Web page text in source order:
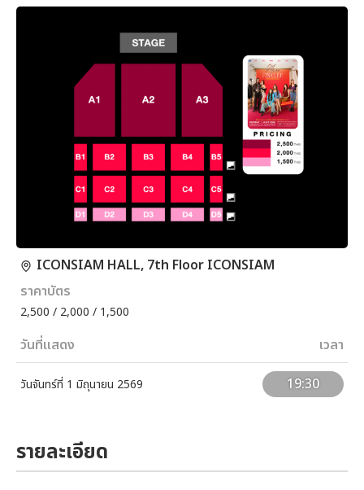
ICONSIAM HALL, 7th Floor ICONSIAM
ราคาบัตร
2,500 / 2,000 / 1,500
วันที่แสดง เวลา
วันจันทร์ที่ 1 มิถุนายน 2569 19:30
รายละเอียด